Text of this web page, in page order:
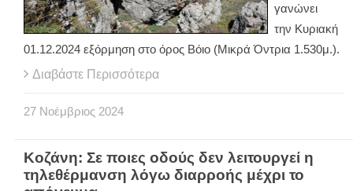
γανώνει
την Κυριακή
01.12.2024 εξόρμηση στο όρος Βόιο (Μικρά Όντρια 1.530μ.).
Διαβάστε Περισσότερα
27 Νοέμβριος 2024
Κοζάνη: Σε ποιες οδούς δεν λειτουργεί η
τηλεθέρμανση λόγω διαρροής μέχρι το